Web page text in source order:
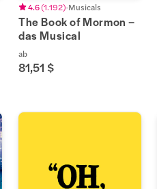
4.6(1.192) Musicals
The Book of Mormon –
das Musical
ab
81,51 $